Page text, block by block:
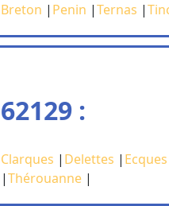
Breton | Penin |Ternas |
62129 :
Clarques | Delettes | Ecques
|Thérouanne |